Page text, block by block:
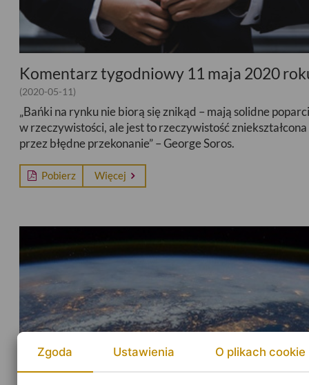
Komentarz tygodniowy 11 maja 2020
(2020-05-11)
„Bańki na rynku nie biorą się znikąd – mają solidne
w rzeczywistości, ale jest to rzeczywistość zniekształcona
przez błędne przekonanie” – George Soros.
Pobierz Więcej
Zgoda Ustawienia O plikach cookie